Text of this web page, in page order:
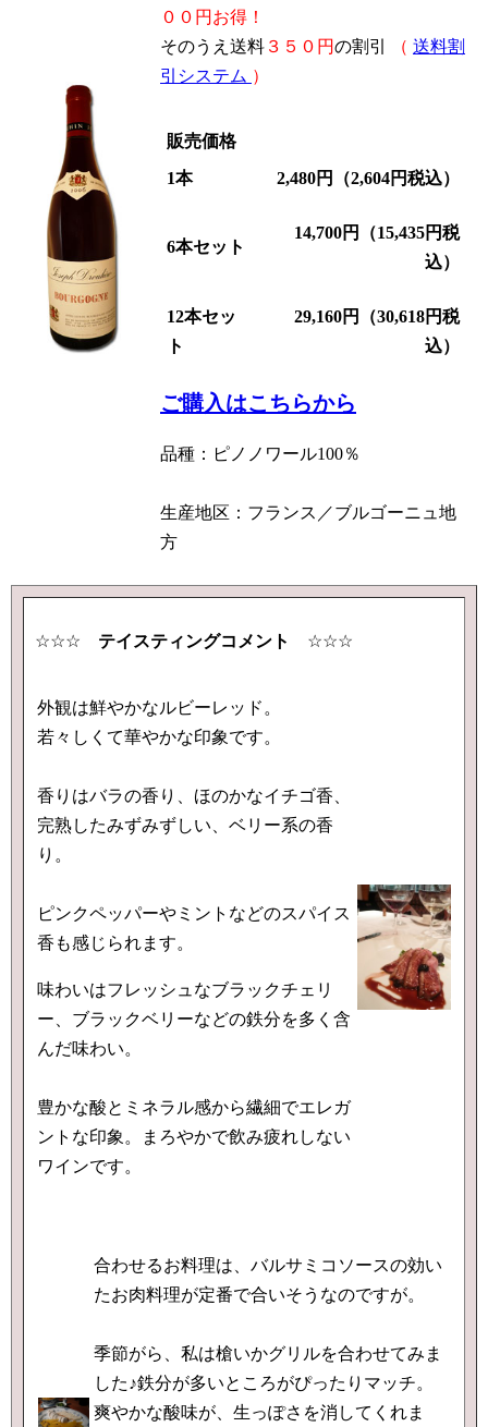
００円お得！
そのうえ送料 ３５０円の割引 （ 送料割
引システム ）
販売価格
1本
2,480円（2,604円税込）
6本セット
14,700円（15,435円税
込）
12本セッ
ト
29,160円（30,618円税
込）
ご購入はこちらから
品種：ピノノワール100％
生産地区：フランス／ブルゴーニュ地
方
☆☆☆ テイスティングコメント ☆☆☆
外観は鮮やかなルビーレッド。
若々しくて華やかな印象です。
香りはバラの香り、ほのかなイチゴ香、
完熟したみずみずしい、ベリー系の香
り。
ピンクペッパーやミントなどのスパイス
香も感じられます。
味わいはフレッシュなブラックチェリ
ー、ブラックベリーなどの鉄分を多く含
んだ味わい。
豊かな酸とミネラル感から繊細でエレガ
ントな印象。まろやかで飲み疲れしない
ワインです。
合わせるお料理は、バルサミコソースの効い
たお肉料理が定番で合いそうなのですが。
季節がら、私は槍いかグリルを合わせてみま
した♪鉄分が多いところがぴったりマッチ。
爽やかな酸味が、生っぽさを消してくれま